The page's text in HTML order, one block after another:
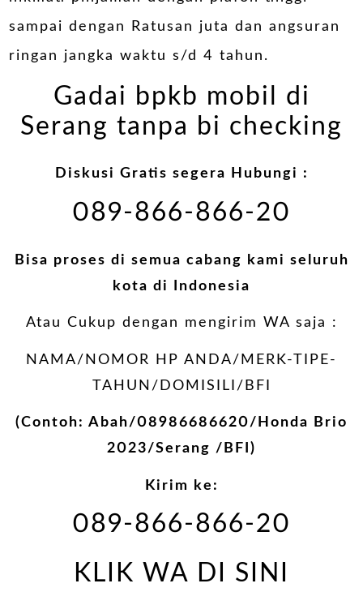
sampai dengan Ratusan juta dan angsuran
ringan jangka waktu s/d 4 tahun.
Gadai bpkb mobil di
Serang tanpa bi checking
Diskusi Gratis segera Hubungi :
089-866-866-20
Bisa proses di semua cabang kami seluruh
kota di Indonesia
Atau Cukup dengan mengirim WA saja :
NAMA/NOMOR HP ANDA/MERK-TIPE-
TAHUN/DOMISILI/BFI
(Contoh: Abah/08986686620/Honda Brio
2023/Serang /BFI)
Kirim ke:
089-866-866-20
KLIK WA DI SINI